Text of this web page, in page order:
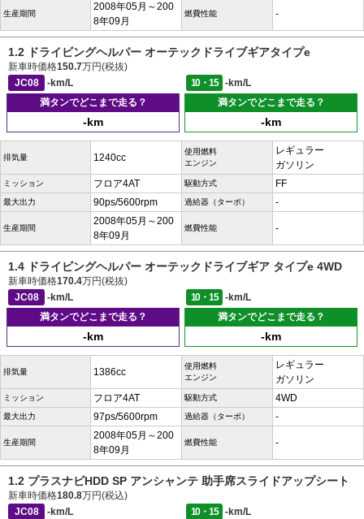
生産期間
2008年05月～200
8年09月
燃費性能 -
1.2 ドライビングヘルパー オーテックドライブギアタイプe
新車時価格150.7万円(税抜)
JC08
-km/L 10・15
-km/L
満タンでどこまで走る？
-km
満タンでどこまで走る？
-km
排気量 1240cc
使用燃料
エンジン
レギュラー
ガソリン
ミッション フロア4AT 駆動方式 FF
最大出力 90ps/5600rpm 過給器（ターボ） -
生産期間
2008年05月～200
8年09月
燃費性能 -
1.4 ドライビングヘルパー オーテックドライブギア タイプe 4WD
新車時価格170.4万円(税抜)
JC08
-km/L 10・15
-km/L
満タンでどこまで走る？
-km
満タンでどこまで走る？
-km
排気量 1386cc
使用燃料
エンジン
レギュラー
ガソリン
ミッション フロア4AT 駆動方式 4WD
最大出力 97ps/5600rpm 過給器（ターボ） -
生産期間
2008年05月～200
8年09月
燃費性能 -
1.2 プラスナビHDD SP アンシャンテ 助手席スライドアップシート
新車時価格180.8万円(税込)
JC08
-km/L 10・15
-km/L